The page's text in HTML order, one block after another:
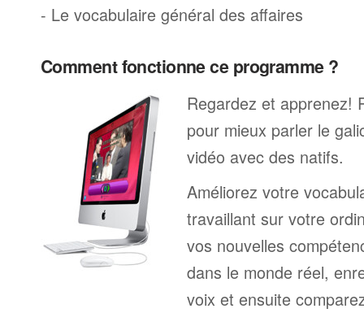
- Le vocabulaire général des affaires
Comment fonctionne ce programme ?
Regardez et apprenez!
pour mieux parler le
vidéo avec des natifs.
Améliorez votre
travaillant sur votre
vos nouvelles
dans le monde réel,
voix et ensuite